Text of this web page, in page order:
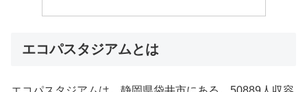
エコパスタジアムとは